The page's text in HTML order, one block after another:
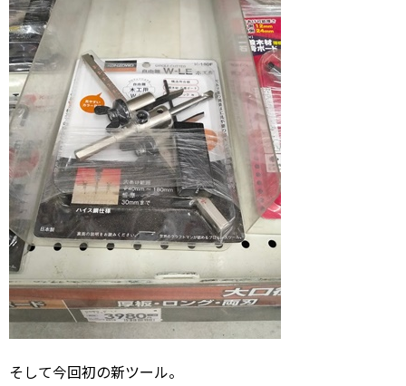
そして今回初の新ツール。